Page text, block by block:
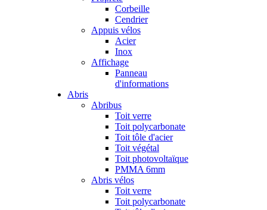
Corbeille
Cendrier
Appuis vélos
Acier
Inox
Affichage
Panneau
d'informations
Abris
Abribus
Toit verre
Toit polycarbonate
Toit tôle d'acier
Toit végétal
Toit photovoltaïque
PMMA 6mm
Abris vélos
Toit verre
Toit polycarbonate